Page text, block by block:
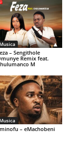
Musica
– Sengithole
Remix feat.
M
Musica
– eMachobeni